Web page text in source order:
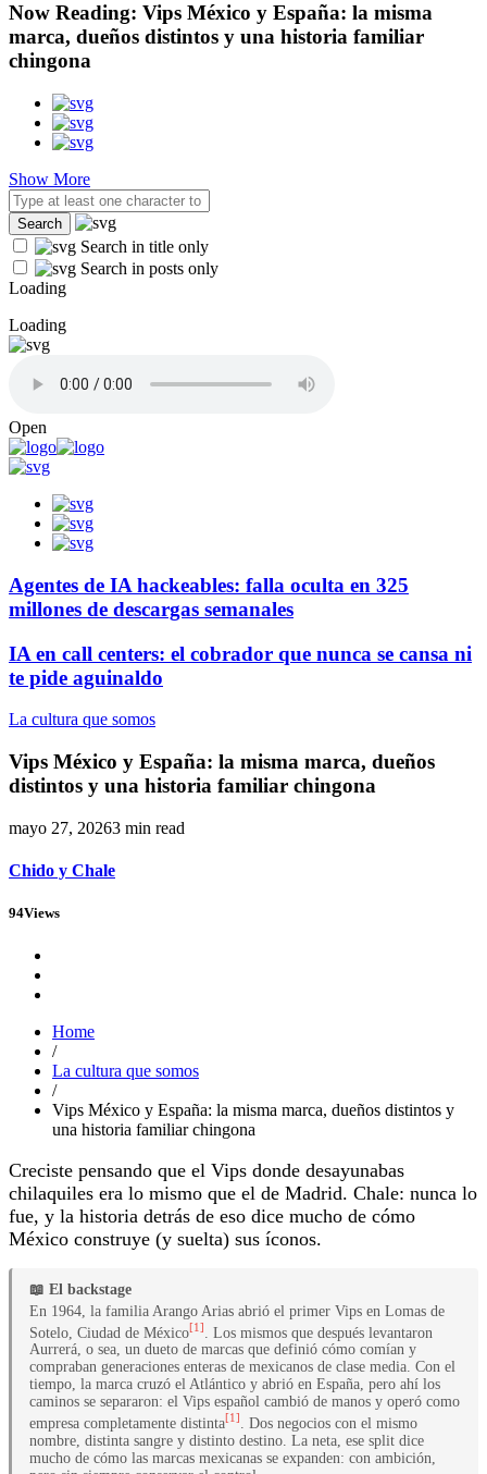
Now Reading: Vips México y España: la misma
marca, dueños distintos y una historia familiar
chingona
Show More
Search in title only
Search in posts only
Loading
Loading
Open
Agentes de IA hackeables: falla oculta en 325
millones de descargas semanales
IA en call centers: el cobrador que nunca se cansa ni
te pide aguinaldo
La cultura que somos
Vips México y España: la misma marca, dueños
distintos y una historia familiar chingona
mayo 27, 20263 min read
Chido y Chale
94Views
Home
/
La cultura que somos
/
Vips México y España: la misma marca, dueños distintos y
una historia familiar chingona
Creciste pensando que el Vips donde desayunabas
chilaquiles era lo mismo que el de Madrid. Chale: nunca lo
fue, y la historia detrás de eso dice mucho de cómo
México construye (y suelta) sus íconos.
📖 El backstage
En 1964, la familia Arango Arias abrió el primer Vips en Lomas de
Sotelo, Ciudad de México[1]
. Los mismos que después levantaron
Aurrerá, o sea, un dueto de marcas que definió cómo comían y
compraban generaciones enteras de mexicanos de clase media. Con el
tiempo, la marca cruzó el Atlántico y abrió en España, pero ahí los
caminos se separaron: el Vips español cambió de manos y operó como
empresa completamente distinta[1]
. Dos negocios con el mismo
nombre, distinta sangre y distinto destino. La neta, ese split dice
mucho de cómo las marcas mexicanas se expanden: con ambición,